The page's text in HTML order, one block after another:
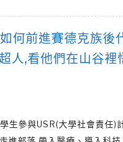
何前進賽德克族後
人,看他們在山谷裡
生參與USR(大學社會責任)